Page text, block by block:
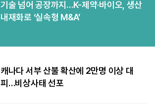
기술 넘어 공장까지…K-제약·바이오, 생산
내재화로 ‘실속형 M&A’
캐나다 서부 산불 확산에 2만명 이상 대
피…비상사태 선포